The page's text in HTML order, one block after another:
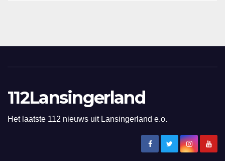
112Lansingerland
Het laatste 112 nieuws uit Lansingerland e.o.